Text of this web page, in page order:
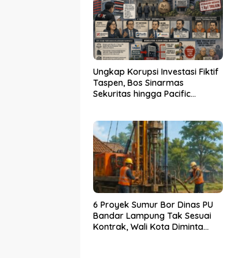
Ungkap Korupsi Investasi Fiktif
Taspen, Bos Sinarmas
Sekuritas hingga Pacific
6 Proyek Sumur Bor Dinas PU
Bandar Lampung Tak Sesuai
Kontrak, Wali Kota Diminta